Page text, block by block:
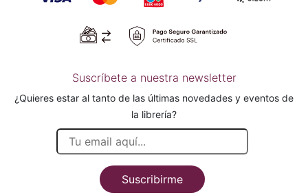
Suscríbete a nuestra newsletter
¿Quieres estar al tanto de las últimas novedades y eventos de
la librería?
Suscribirme